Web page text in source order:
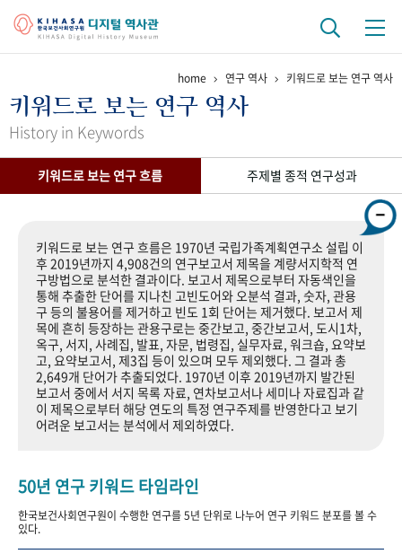
걸어온 길 기관 변천사 역대 기관장
연구 역사
기록물 아카이브
사진 아카이브 문서 기록물 행정박물 영상 기록물
+1주년 기념
성과 50선 숫자로 보는 50년 50+1주년 광장
세계와 함께 한 KIHASA
VR 역사관
home 연구 역사 키워드로 보는 연구 역사
키워드로 보는 연구 역사
History in Keywords
키워드로 보는 연구 흐름 주제별 종적 연구성과
키워드로 보는 연구 흐름은 1970년 국립가족계획연구소 설립 이
후 2019년까지 4,908건의 연구보고서 제목을 계량서지학적 연
구방법으로 분석한 결과이다. 보고서 제목으로부터 자동색인을
통해 추출한 단어를 지나친 고빈도어와 오분석 결과, 숫자, 관용
구 등의 불용어를 제거하고 빈도 1회 단어는 제거했다. 보고서 제
목에 흔히 등장하는 관용구로는 중간보고, 중간보고서, 도시1차,
옥구, 서지, 사례집, 발표, 자문, 법령집, 실무자료, 워크숍, 요약보
고, 요약보고서, 제3집 등이 있으며 모두 제외했다. 그 결과 총
2,649개 단어가 추출되었다. 1970년 이후 2019년까지 발간된
보고서 중에서 서지 목록 자료, 연차보고서나 세미나 자료집과 같
이 제목으로부터 해당 연도의 특정 연구주제를 반영한다고 보기
어려운 보고서는 분석에서 제외하였다.
50년 연구 키워드 타임라인
한국보건사회연구원이 수행한 연구를 5년 단위로 나누어 연구 키워드 분포를 볼 수
있다.